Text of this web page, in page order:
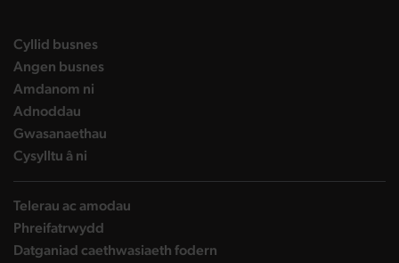
Cyllid busneslanding page
Angen busneslanding page
Amdanom ni
Adnoddau
Gwasanaethau
Cysylltu â ni
Telerau ac amodau
Phreifatrwydd
Datganiad caethwasiaeth fodern